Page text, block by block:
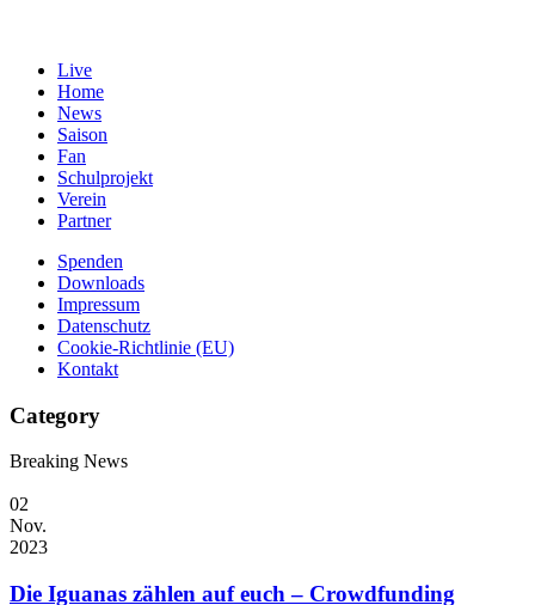
Live
Home
News
Saison
Fan
Schulprojekt
Verein
Partner
Spenden
Downloads
Impressum
Datenschutz
Cookie-Richtlinie (EU)
Kontakt
Category
Breaking News
02
Nov.
2023
Die Iguanas zählen auf euch – Crowdfunding